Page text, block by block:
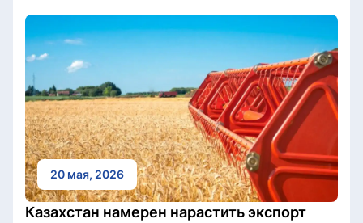
20 мая, 2026
Казахстан намерен нарастить экспорт